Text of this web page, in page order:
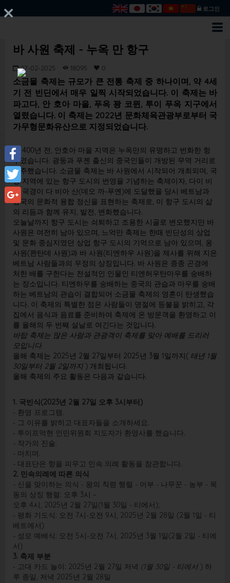
로그인
Facebook
Twitter
Google+
바 사원 축제 - 누옥 만 항구
27-02-2025 18095 0
소금물 축제는 규모가 큰 전통 축제 중 하나이며, 약 4세
기 전 빈딘에서 매우 일찍 시작되었습니다. 이 축제는 바
파고다, 안 호아 마을, 푸옥 꽝 코뮌, 투이 푸옥 지구에서
열렸습니다. 이 축제는 2022년 문화체육관광부로부터 국
가무형문화유산으로 지정되었습니다.
약 400년 전, 안호아 마을 지역은 누옥만의 유명하고 번화한 항
구였습니다. 광둥과 푸젠 출신의 중국인들이 개방된 무역 거리로
이주했습니다. 소금물 축제는 바 사원에서 시작되어 개최되며, 국
경 지역에 있는 항구 도시의 번영을 기념하는 축제이자, 다이 비
엣 국경이 다 비아 산(데오 까-푸옌)에 도달했을 당시 베트남과
중국의 문화적 융합 정신을 표현하는 축제로, 이 항구 도시의 삶
의 리듬과 함께 유지, 발전, 변화했습니다.
오늘날까지 항구 도시는 쇠퇴하고 조용한 시골로 변모했지만 바
사원은 여전히 ​​남아 있으며, 느억만 축제는 한때 빈딘성의 상업
및 문화 중심지였던 상업 항구 도시의 기억으로 남아 있으며, 옹
사원(콴탄데 사원)과 바 사원(티엔하우 사원)을 제사를 위해 지은
베트남 사람들과의 우정의 상징입니다. 바 사원은 종종 곤경에
처한 배를 구한다는 전설적인 인물인 티엔허우탄마우를 숭배하
는 장소입니다. 티엔하우를 숭배하는 중국의 관습과 마우를 숭배
하는 베트남의 관습이 결합되어 소금물 축제의 영혼이 탄생했습
니다. 이 축제의 특별한 점은 사람들이 명절에 등불을 밝히고, 각
집에서 음식과 음료를 준비하여 축제에 온 방문객을 환영하고 이
를 올해의 두 번째 설날로 여긴다는 것입니다.
바탑 축제는 많은 사람과 관광객이 축제를 맞아 예배를 드리러
모입니다.
올해 축제는 2025년 2월 27일부터 2025년 3월 1일까지( 태년 1월
30일부터 2월 2일까지 ) 개최됩니다.
올해 축제의 주요 활동은 다음과 같습니다.
1. 국빈식(2023년 2월 27일 오후 3시부터)
- 환영 프로그램.
- 그 이유를 밝히고 대표자들을 소개하세요.
- 투이프억현 인민위원회 지도자가 환영사를 했습니다.
- 작가의 진술.
- 마치며.
- 대표단은 향을 피우고 민속 의례 활동을 참관합니다.
2. 민속의례에 따른 의식
- 신을 맞이하는 의식 - 왕의 칙령 행렬 - 어부 - 나무꾼 - 농부 - 목
동의 상징 행렬: 오후 3시 ~
오후 4시, 2025년 2월 27일(1월 30일 - 티에서);
- 평화 기도식: 오전 7시-오전 9시, 2025년 2월 28일 (2월 1일 - 티
베트에서)
- 성모 예배식: 오전 5시-오전 7시, 2025년 3월 1일(2월 2일 - 티에
서)
3. 축제 부분
- 고대 카드 놀이: 2025년 2월 27일 저녁 (1월 30일 - 티에서 ) 하
루 종일, 저녁 2025년 2월 28일